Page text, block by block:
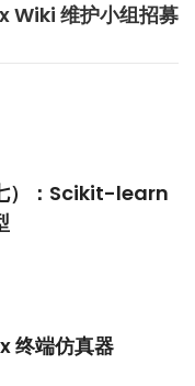
Wiki 维护小组招募
）：Scikit-learn
终端仿真器